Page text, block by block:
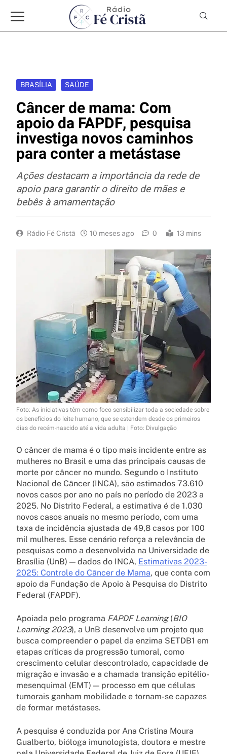
BRASÍLIA SAÚDE
Câncer de mama: Com
apoio da FAPDF, pesquisa
investiga novos caminhos
para conter a metástase
Ações destacam a importância da rede de
apoio para garantir o direito de mães e
bebês à amamentação
Rádio Fé Cristã 10 meses ago 0 13 mins
Foto: As iniciativas têm como foco sensibilizar toda a sociedade sobre
os benefícios do leite humano, que se estendem desde os primeiros
dias do recém-nascido até a vida adulta | Foto: Divulgação
O câncer de mama é o tipo mais incidente entre as
mulheres no Brasil e uma das principais causas de
morte por câncer no mundo. Segundo o Instituto
Nacional de Câncer (INCA), são estimados 73.610
novos casos por ano no país no período de 2023 a
2025. No Distrito Federal, a estimativa é de 1.030
novos casos anuais no mesmo período, com uma
taxa de incidência ajustada de 49,8 casos por 100
mil mulheres. Esse cenário reforça a relevância de
pesquisas como a desenvolvida na Universidade de
Brasília (UnB) — dados do INCA, Estimativas 2023-
2025: Controle do Câncer de Mama, que conta com
apoio da Fundação de Apoio à Pesquisa do Distrito
Federal (FAPDF).
Apoiada pelo programa FAPDF Learning(BIO
Learning 2023), a UnB desenvolve um projeto que
busca compreender o papel da enzima SETDB1 em
etapas críticas da progressão tumoral, como
crescimento celular descontrolado, capacidade de
migração e invasão e a chamada transição epitélio-
mesenquimal (EMT) — processo em que células
tumorais ganham mobilidade e tornam-se capazes
de formar metástases.
A pesquisa é conduzida por Ana Cristina Moura
Gualberto, bióloga imunologista, doutora e mestre